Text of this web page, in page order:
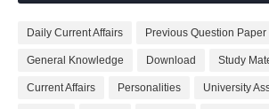
Daily Current Affairs Previous Question Paper
General Knowledge Download Study
Current Affairs Personalities University